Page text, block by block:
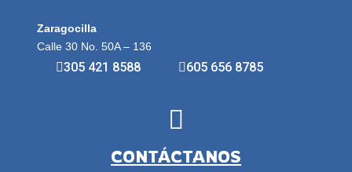
Zaragocilla
Calle 30 No. 50A – 136
305 421 8588 605 656 8785
CONTÁCTANOS